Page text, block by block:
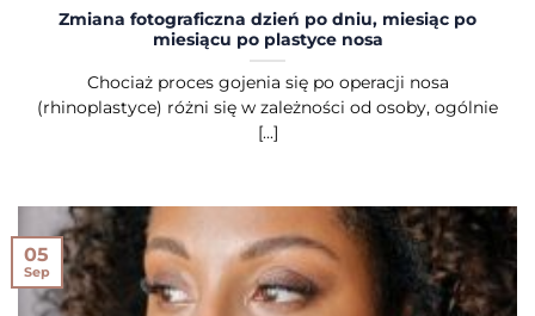
Zmiana fotograficzna dzień po dniu, miesiąc po
miesiącu po plastyce nosa
Chociaż proces gojenia się po operacji nosa
(rhinoplastyce) różni się w zależności od osoby, ogólnie
[...]
05
Sep